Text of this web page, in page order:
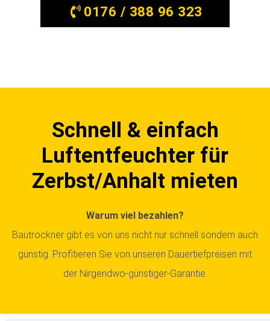
0176 / 388 96 323
Schnell & einfach
Luftentfeuchter für
Zerbst/Anhalt mieten
Warum viel bezahlen?
Bautrockner gibt es von uns nicht nur schnell sondern auch
günstig. Profitieren Sie von unseren Dauertiefpreisen mit
der Nirgendwo-günstiger-Garantie.